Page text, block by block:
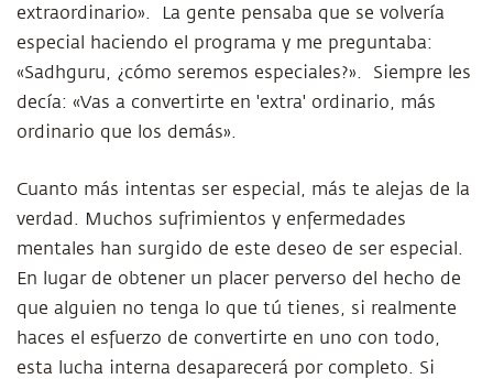
extraordinario». La gente pensaba que se volvería
especial haciendo el programa y me preguntaba:
«Sadhguru, ¿cómo seremos especiales?». Siempre les
decía: «Vas a convertirte en 'extra' ordinario, más
ordinario que los demás».
Cuanto más intentas ser especial, más te alejas de la
verdad. Muchos sufrimientos y enfermedades
mentales han surgido de este deseo de ser especial.
En lugar de obtener un placer perverso del hecho de
que alguien no tenga lo que tú tienes, si realmente
haces el esfuerzo de convertirte en uno con todo,
esta lucha interna desaparecerá por completo. Si